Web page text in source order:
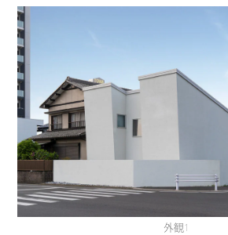
建築事例・建築実例
デザイナーズギャラリー
インテリア
住まいづくりガイド
買う
分譲住宅（建売・土地）検索
店舗・各種施設
土地活用モデルルーム見学
土地活用実例
法人のお客さま
企業不動産活用（CRE）戦略
ミサワリフォームとは
リフォームの流れ
リフォームメニュー
リフォーム事例
事業用
事業用リノベーション
複合開発・投資開発
複合開発事業（ASMACI-アスマチ-）
再開発・官民連携事業
分譲マンション開発事業
収益不動産・投資開発事業
建築再生事業
サポートメニュー
住まいるりんぐ（ロングサポート）
保証制度
アフターメンテナンス
業・IR情報
企業・IR
ニュース
MISAWAについて
展示場・
カタログ請求
住まいのご相談
外観1